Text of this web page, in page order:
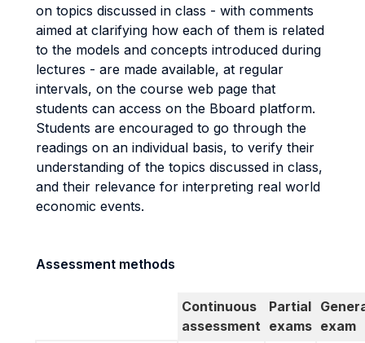
on topics discussed in class - with comments
aimed at clarifying how each of them is related
to the models and concepts introduced during
lectures - are made available, at regular
intervals, on the course web page that
students can access on the Bboard platform.
Students are encouraged to go through the
readings on an individual basis, to verify their
understanding of the topics discussed in class,
and their relevance for interpreting real world
economic events.
Assessment methods
Continuous
assessment
Partial
exams exam